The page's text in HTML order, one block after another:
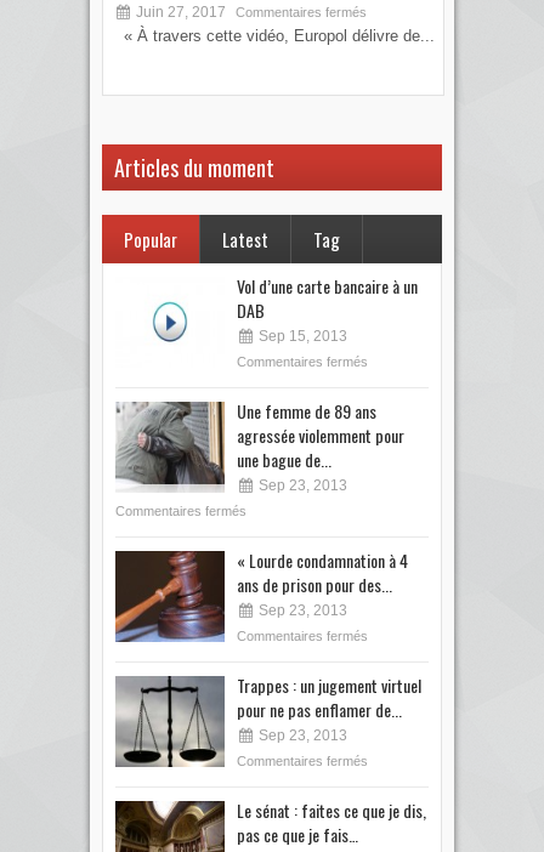
Juin 27, 2017 Commentaires fermés
« À travers cette vidéo, Europol délivre de...
Articles du moment
Popular Latest Tag
Vol d’une carte bancaire à un
DAB
Sep 15, 2013
Commentaires fermés
Une femme de 89 ans
agressée violemment pour
une bague de...
Sep 23, 2013
Commentaires fermés
« Lourde condamnation à 4
ans de prison pour des...
Sep 23, 2013
Commentaires fermés
Trappes : un jugement virtuel
pour ne pas enflamer de...
Sep 23, 2013
Commentaires fermés
Le sénat : faites ce que je dis,
pas ce que je fais…